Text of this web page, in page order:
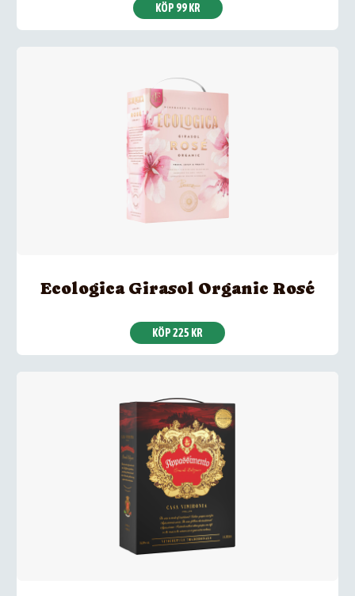
KÖP 99 KR
Ecologica Girasol Organic Rosé
KÖP 225 KR